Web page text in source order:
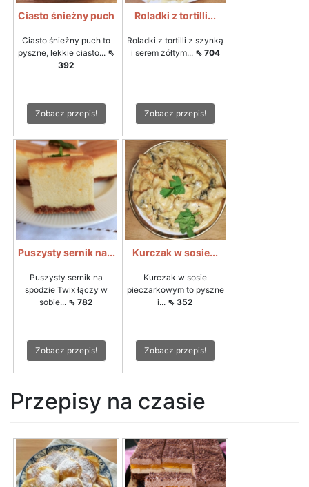
Ciasto śnieżny puch
Ciasto śnieżny puch to
pyszne, lekkie ciasto... ⇖
392
Zobacz przepis!
Roladki z tortilli...
Roladki z tortilli z szynką
i serem żółtym... ⇖ 704
Zobacz przepis!
Puszysty sernik na...
Puszysty sernik na
spodzie Twix łączy w
sobie... ⇖ 782
Zobacz przepis!
Kurczak w sosie...
Kurczak w sosie
pieczarkowym to pyszne
i... ⇖ 352
Zobacz przepis!
Przepisy na czasie